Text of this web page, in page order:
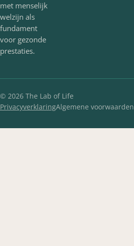
met menselijk
welzijn als
fundament
voor gezonde
prestaties.
© 2026 The Lab of Life
PrivacyverklaringAlgemene voorwaarden